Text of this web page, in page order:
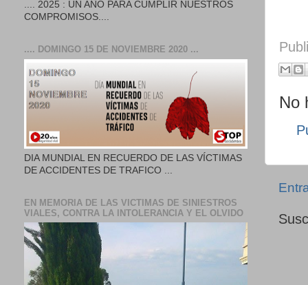
No
.... 2025 : UN AÑO PARA CUMPLIR NUESTROS
COMPROMISOS....
.... DOMINGO 15 DE NOVIEMBRE 2020 ...
DIA MUNDIAL EN RECUERDO DE LAS VÍCTIMAS
DE ACCIDENTES DE TRAFICO ...
EN MEMORIA DE LAS VICTIMAS DE SINIESTROS
VIALES, CONTRA LA INTOLERANCIA Y EL OLVIDO